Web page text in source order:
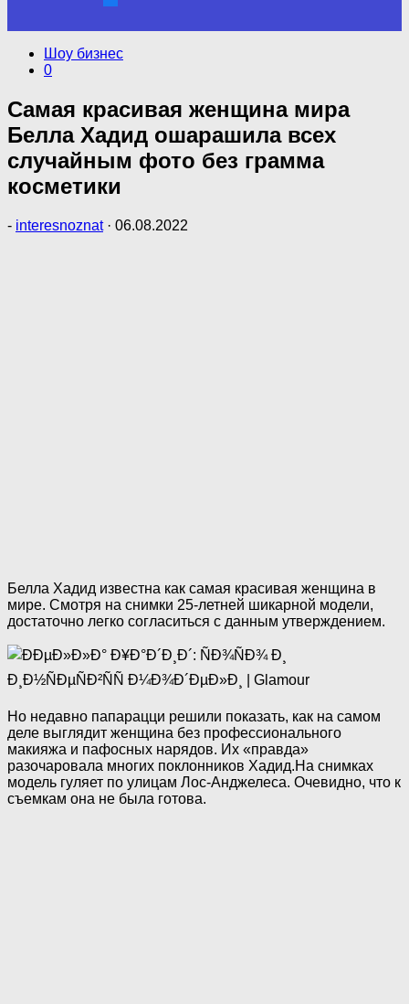
Шоу бизнес
0
Самая красивая женщина мира
Белла Хадид ошарашила всех
случайным фото без грамма
косметики
- interesnoznat · 06.08.2022
Белла Хадид известна как самая красивая женщина в
мире. Смотря на снимки 25-летней шикарной модели,
достаточно легко согласиться с данным утверждением.
Но недавно папарацци решили показать, как на самом
деле выглядит женщина без профессионального
макияжа и пафосных нарядов. Их «правда»
разочаровала многих поклонников Хадид.На снимках
модель гуляет по улицам Лос-Анджелеса. Очевидно, что к
съемкам она не была готова.